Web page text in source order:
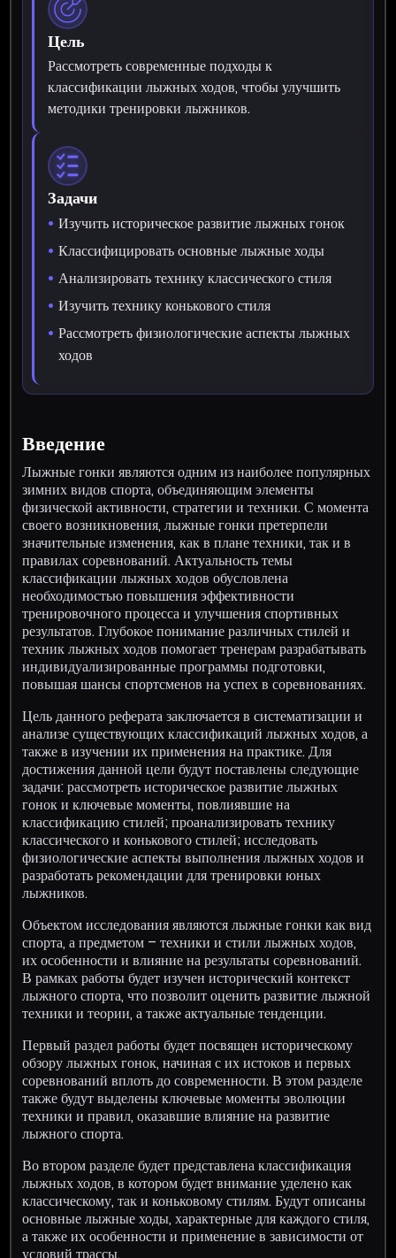
Цель
Рассмотреть современные подходы к
классификации лыжных ходов, чтобы улучшить
методики тренировки лыжников.
Задачи
Изучить историческое развитие лыжных гонок
Классифицировать основные лыжные ходы
Анализировать технику классического стиля
Изучить технику конькового стиля
Рассмотреть физиологические аспекты лыжных
ходов
Введение
Лыжные гонки являются одним из наиболее популярных
зимних видов спорта, объединяющим элементы
физической активности, стратегии и техники. С момента
своего возникновения, лыжные гонки претерпели
значительные изменения, как в плане техники, так и в
правилах соревнований. Актуальность темы
классификации лыжных ходов обусловлена
необходимостью повышения эффективности
тренировочного процесса и улучшения спортивных
результатов. Глубокое понимание различных стилей и
техник лыжных ходов помогает тренерам разрабатывать
индивидуализированные программы подготовки,
повышая шансы спортсменов на успех в соревнованиях.
Цель данного реферата заключается в систематизации и
анализе существующих классификаций лыжных ходов, а
также в изучении их применения на практике. Для
достижения данной цели будут поставлены следующие
задачи: рассмотреть историческое развитие лыжных
гонок и ключевые моменты, повлиявшие на
классификацию стилей; проанализировать технику
классического и конькового стилей; исследовать
физиологические аспекты выполнения лыжных ходов и
разработать рекомендации для тренировки юных
лыжников.
Объектом исследования являются лыжные гонки как вид
спорта, а предметом – техники и стили лыжных ходов,
их особенности и влияние на результаты соревнований.
В рамках работы будет изучен исторический контекст
лыжного спорта, что позволит оценить развитие лыжной
техники и теории, а также актуальные тенденции.
Первый раздел работы будет посвящен историческому
обзору лыжных гонок, начиная с их истоков и первых
соревнований вплоть до современности. В этом разделе
также будут выделены ключевые моменты эволюции
техники и правил, оказавшие влияние на развитие
лыжного спорта.
Во втором разделе будет представлена классификация
лыжных ходов, в котором будет внимание уделено как
классическому, так и коньковому стилям. Будут описаны
основные лыжные ходы, характерные для каждого стиля,
а также их особенности и применение в зависимости от
условий трассы.